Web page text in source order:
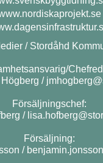
/ Stordåhd
/
Försäljningschef:
/
Försäljning:
/